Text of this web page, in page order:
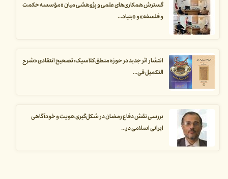
گسترش همکاری‌های علمی و پژوهشی میان «مؤسسه حکمت
و فلسفه» و «بنیاد...
انتشار اثر جدید در حوزه منطق کلاسیک: تصحیح انتقادی «شرح
التکمیل فی...
بررسی نقش دفاع رمضان در شکل‌گیری هویت و خودآگاهی
ایرانی اسلامی در...